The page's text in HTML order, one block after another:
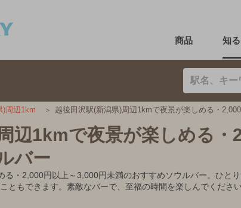
商品 知
)周辺1km 越後田沢駅(新潟県)周辺1kmで夜景が楽しめる・
辺1kmで夜景が楽しめる・
バー
・2,000円以上～3,000円未満のおすすめソウルバー。ひと
ともできます。素敵なバーで、至福の時間を楽しんでください